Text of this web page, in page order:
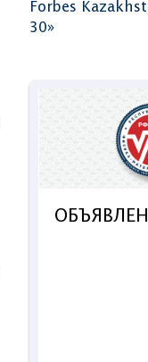
Forbes
30»